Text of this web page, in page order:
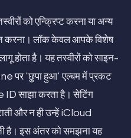
को एन्क्रिप्ट करना या अन्य
करना। लॉक केवल आपके विशेष
होता है। यह तस्वीरों को साइन-
पर 'छुपा हुआ' एल्बम में प्रकट
ID साझा करता है। सेटिंग
और न ही उन्हें iCloud
है। इस अंतर को समझना यह